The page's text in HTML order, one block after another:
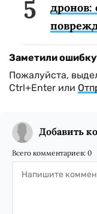
дронов:
Заметили
Пожалуйста,
Ctrl+Enter или
Добавить
Всего комментариев: 0